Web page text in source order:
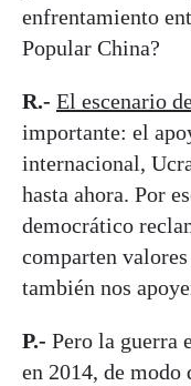
enfrentamiento
Popular China?
R.- El escenario
importante: el
internacional,
hasta ahora. Por
democrático
comparten
también nos
P.- Pero la guerra
en 2014, de modo